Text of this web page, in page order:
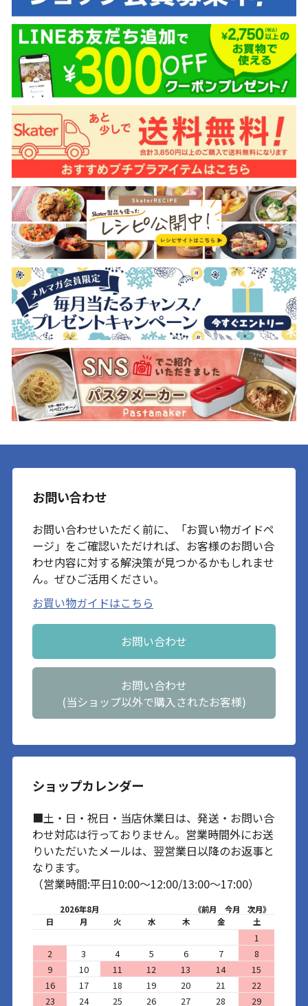
お問い合わせ
お問い合わせいただく前に、「お買い物ガイドペ
ージ」をご確認いただければ、お客様のお問い合
わせ内容に対する解決策が見つかるかもしれませ
ん。ぜひご活用ください。
お買い物ガイドはこちら
お問い合わせ
お問い合わせ
(当ショップ以外で購入されたお客様)
ショップカレンダー
■土・日・祝日・当店休業日は、発送・お問い合
わせ対応は行っておりません。営業時間外にお送
りいただいたメールは、翌営業日以降のお返事と
なります。
（営業時間:平日10:00～12:00/13:00～17:00）
2026年8月 《前月 今月
次月》
日
月 火 水 木 金 土
1
2
3 4 5 6 7
8
9
10 11 12 13 14
15
16
17 18 19 20 21
22
23
24 25 26 27 28 29